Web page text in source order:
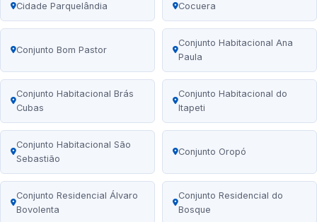
Cidade Parquelândia Cocuera
Conjunto Bom Pastor
Conjunto Habitacional Ana
Paula
Conjunto Habitacional Brás
Cubas
Conjunto Habitacional do
Itapeti
Conjunto Habitacional São
Sebastião
Conjunto Oropó
Conjunto Residencial Álvaro
Bovolenta
Conjunto Residencial do
Bosque